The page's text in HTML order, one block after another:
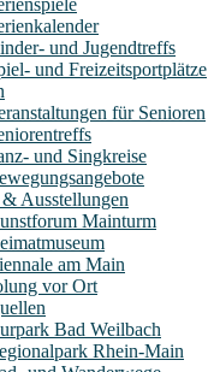
und Jugendtreffs
und Freizeitsportplätze
für Senioren
und Singkreise
Ausstellungen
Mainturm
am Main
vor Ort
Bad Weilbach
Rhein-Main